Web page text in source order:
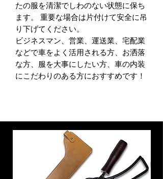
たの服を清潔でしわのない状態に保ち
ます。 重要な場合は片付けて安全に吊
り下げてください。
ビジネスマン、営業、運送業、宅配業
などで車をよく活用される方、お洒落
な方、服を大事にしたい方、車の内装
にこだわりのある方におすすめです！